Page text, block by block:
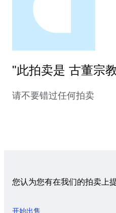
"此拍卖是 古董宗
请不要错过任何拍卖
您认为您有在我们的拍卖上
开始出售